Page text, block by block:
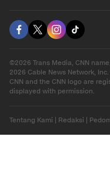
©2026 Trans Media, CNN
2026 Cable News Network,
CNN and the CNN logo are
displayed with permission.
Tentang Kami Redaksi